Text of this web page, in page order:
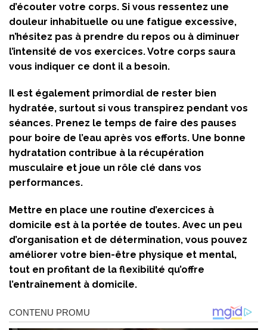
d’écouter votre corps. Si vous ressentez une
douleur inhabituelle ou une fatigue excessive,
n’hésitez pas à prendre du repos ou à diminuer
l’intensité de vos exercices. Votre corps saura
vous indiquer ce dont il a besoin.
Il est également primordial de rester bien
hydratée, surtout si vous transpirez pendant vos
séances. Prenez le temps de faire des pauses
pour boire de l’eau après vos efforts. Une bonne
hydratation contribue à la récupération
musculaire et joue un rôle clé dans vos
performances.
Mettre en place une routine d’exercices à
domicile est à la portée de toutes. Avec un peu
d’organisation et de détermination, vous pouvez
améliorer votre bien-être physique et mental,
tout en profitant de la flexibilité qu’offre
l’entraînement à domicile.